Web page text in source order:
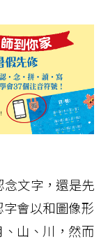
文字，還是先
會以和圖像形
山、川，然而